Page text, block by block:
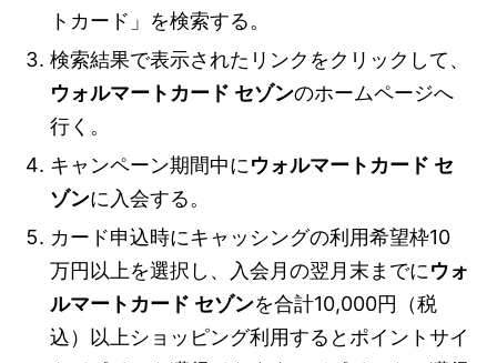
トカード」を検索する。
検索結果で表示されたリンクをクリックして、
ウォルマートカード セゾンのホームページへ
行く。
キャンペーン期間中にウォルマートカード セ
ゾンに入会する。
カード申込時にキャッシングの利用希望枠10
万円以上を選択し、入会月の翌月末までにウォ
ルマートカード セゾンを合計10,000円（税
込）以上ショッピング利用するとポイントサイ